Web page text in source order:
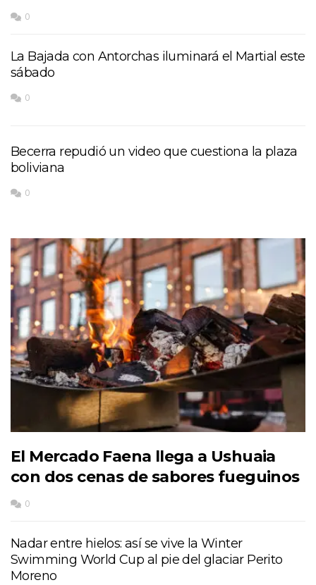
0
La Bajada con Antorchas iluminará el Martial este
sábado
0
Becerra repudió un video que cuestiona la plaza
boliviana
0
El Mercado Faena llega a Ushuaia
con dos cenas de sabores fueguinos
0
Nadar entre hielos: así se vive la Winter
Swimming World Cup al pie del glaciar Perito
Moreno